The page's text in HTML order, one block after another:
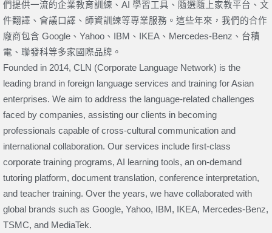
們提供一流的企業教育訓練、AI 學習工具、隨選隨上家教平台、文
件翻譯、會議口譯、師資訓練等專業服務。這些年來，我們的合作
廠商包含 Google、Yahoo、IBM、IKEA、Mercedes-Benz、台積
電、聯發科等多家國際品牌。
Founded in 2014, CLN (Corporate Language Network) is the
leading brand in foreign language services and training for Asian
enterprises. We aim to address the language-related challenges
faced by companies, assisting our clients in becoming
professionals capable of cross-cultural communication and
international collaboration. Our services include first-class
corporate training programs, AI learning tools, an on-demand
tutoring platform, document translation, conference interpretation,
and teacher training. Over the years, we have collaborated with
global brands such as Google, Yahoo, IBM, IKEA, Mercedes-Benz,
TSMC, and MediaTek.